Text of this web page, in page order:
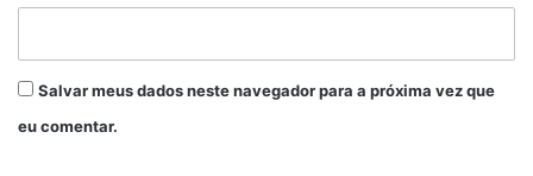
Salvar meus dados neste navegador para a próxima vez que
eu comentar.